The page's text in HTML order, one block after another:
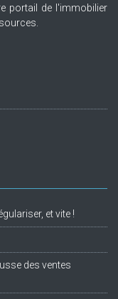
portail de l'immobilier
et vite !
des ventes